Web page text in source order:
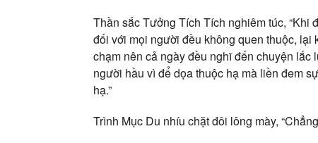
Thần sắc Tưởng Tích Tích nghiêm túc, “Khi
đối với mọi người đều không quen thuộc,
chạm nên cả ngày đều nghĩ đến chuyện
người hầu vì để dọa thuộc hạ mà liền đem
hạ.”
Trình Mục Du nhíu chặt đôi lông mày,